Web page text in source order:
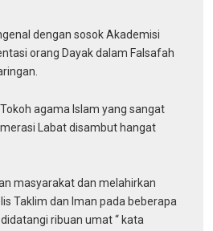
dengan sosok Akademisi
orang Dayak dalam Falsafah
agama Islam yang sangat
Labat disambut hangat
masyarakat dan melahirkan
Taklim dan Iman pada beberapa
ribuan umat “ kata